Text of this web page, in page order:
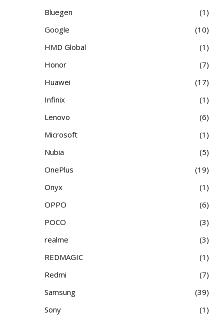
Bluegen
1
Google
10
HMD Global
1
Honor
7
Huawei
17
Infinix
1
Lenovo
6
Microsoft
1
Nubia
5
OnePlus
19
Onyx
1
OPPO
6
POCO
3
realme
3
REDMAGIC
1
Redmi
7
Samsung
39
Sony
1